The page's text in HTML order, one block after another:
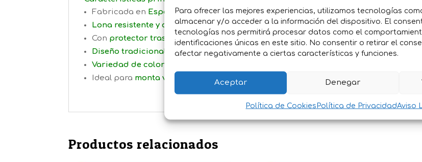
Para ofrecer las mejores experiencias, utilizamos tecnologías
almacenar y/o acceder a la información del dispositivo. El
tecnologías nos permitirá procesar datos como el
identificaciones únicas en este sitio. No consentir o retirar el
afectar negativamente a ciertas características y funciones.
Aceptar Denegar
Política de Cookies Política de PrivacidadAviso
Fabricada en España
Lona resistente y duraderade alta calidad
Con protector trasero para mayor seguridad
Diseño tradicional vaquero
Variedad de colores
Ideal para monta vaquera profesional o de ocio
Productos relacionados